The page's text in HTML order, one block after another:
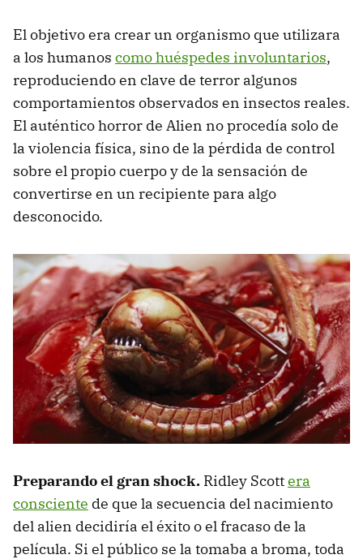
El objetivo era crear un organismo que utilizara
a los humanos como huéspedes involuntarios,
reproduciendo en clave de terror algunos
comportamientos observados en insectos reales.
El auténtico horror de Alien no procedía solo de
la violencia física, sino de la pérdida de control
sobre el propio cuerpo y de la sensación de
convertirse en un recipiente para algo
desconocido.
Preparando el gran shock. Ridley Scottera
consciente de que la secuencia del nacimiento
del alien decidiría el éxito o el fracaso de la
película. Si el público se la tomaba a broma, toda